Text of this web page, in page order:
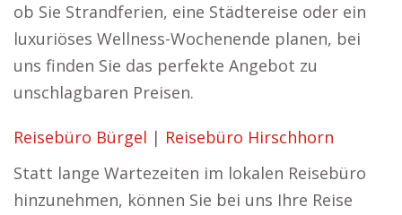
ob Sie Strandferien, eine Städtereise oder ein
luxuriöses Wellness-Wochenende planen, bei
uns finden Sie das perfekte Angebot zu
unschlagbaren Preisen.
Reisebüro Bürgel | Reisebüro Hirschhorn
Statt lange Wartezeiten im lokalen Reisebüro
hinzunehmen, können Sie bei uns Ihre Reise